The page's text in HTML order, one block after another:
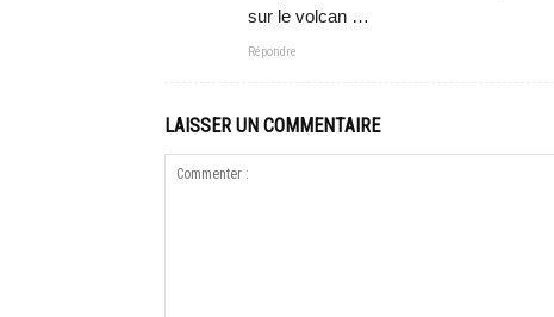
sur le volcan …
Répondre
LAISSER UN COMMENTAIRE